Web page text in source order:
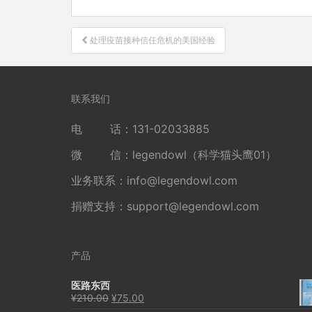
文
章
导
处理疫苗接种信任危机的美国经验
联系我们
电 话：131-02033885
微 信：legendowl（科学猫头鹰01）
业务联系： info@legendowl.com
捐赠支持： support@legendowl.com
产品
医路东西
¥210.00 原
¥75.00